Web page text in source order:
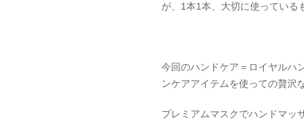
が、1本1本、大切に使っている
今回のハンドケア＝ロイヤルハ
ンケアアイテムを使っての贅沢
プレミアムマスクでハンドマッ